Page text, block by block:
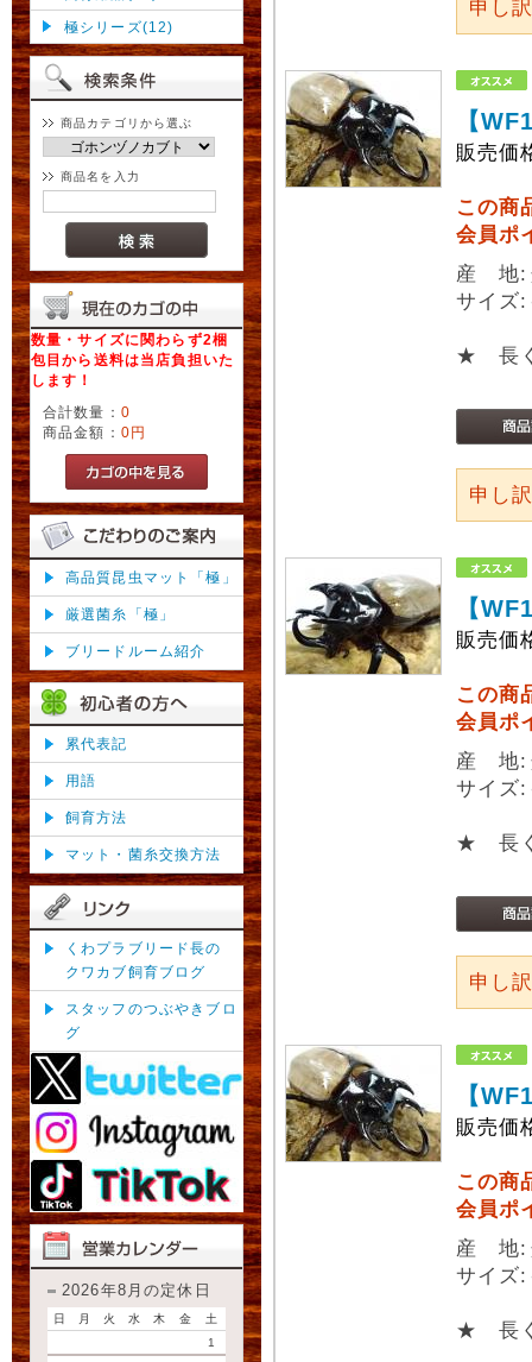
極シリーズ(12)
商品カテゴリから選ぶ
商品名を入力
数量・サイズに関わらず2梱
包目から送料は当店負担いた
します！
合計数量： 0
商品金額： 0円
高品質昆虫マット「極」
厳選菌糸「極」
ブリードルーム紹介
累代表記
用語
飼育方法
マット・菌糸交換方法
くわプラブリード長の
クワカブ飼育ブログ
スタッフのつぶやきブロ
グ
2026年8月の定休日
日 月 火 水 木 金
土
1
申し
【
販売価
この商
会員ポ
産 地:
サイズ
★ 長
申し
【
販売価
この商
会員ポ
産 地:
サイ
★ 長
申し
【
販売価
この商
会員ポ
産 地:
サイズ
★ 長